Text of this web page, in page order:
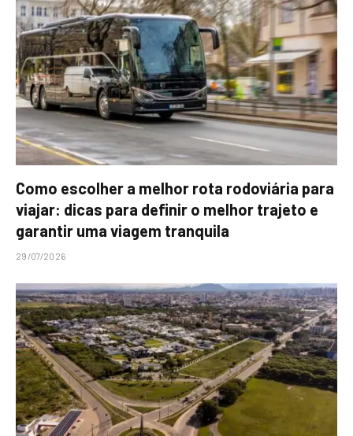
Como escolher a melhor rota rodoviária para
viajar: dicas para definir o melhor trajeto e
garantir uma viagem tranquila
29/07/2026